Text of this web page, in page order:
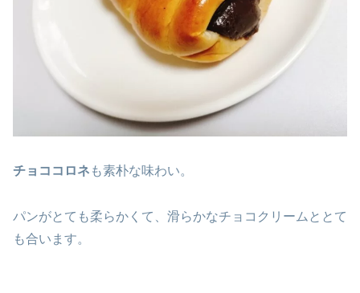
チョココロネ も素朴な味わい。
パンがとても柔らかくて、滑らかなチョコクリームととて
も合います。